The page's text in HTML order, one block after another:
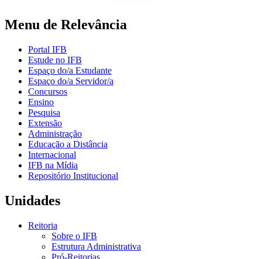
Menu de Relevância
Portal IFB
Estude no IFB
Espaço do/a Estudante
Espaço do/a Servidor/a
Concursos
Ensino
Pesquisa
Extensão
Administração
Educação a Distância
Internacional
IFB na Mídia
Repositório Institucional
Unidades
Reitoria
Sobre o IFB
Estrutura Administrativa
Pró-Reitorias